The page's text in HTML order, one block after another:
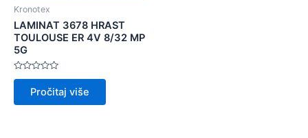
Kronotex
LAMINAT 3678 HRAST
TOULOUSE ER 4V 8/32 MP
5G
Ocijenjeno
5
Pročitaj više